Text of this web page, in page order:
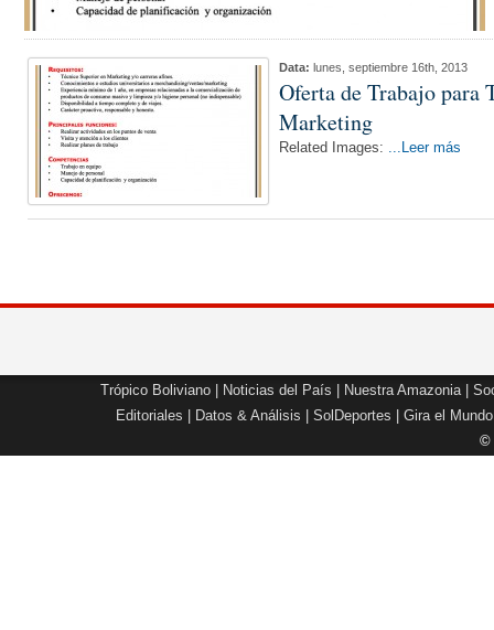
Data: lunes, septiembre 16th, 2013
Oferta de Trabajo para
Marketing
Related Images: ...Leer más
Trópico Boliviano Noticias del País Nuestra Amazonia|
Editoriales
Datos & Análisis SolDeportes Gira el Mundo
©